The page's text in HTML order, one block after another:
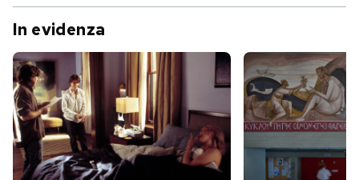
In evidenza